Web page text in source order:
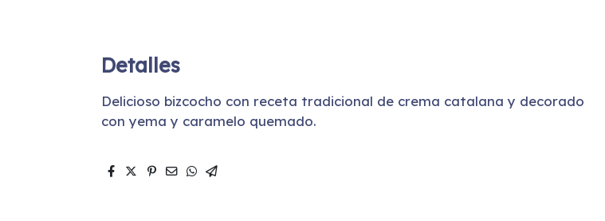
Detalles
Delicioso bizcocho con receta tradicional de crema catalana y decorado
con yema y caramelo quemado.